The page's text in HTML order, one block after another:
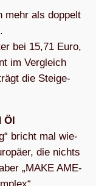
mehr als dop­pelt
bei 15,71 Euro,
im Ver­gleich
die Stei­ge­
Öl
bricht mal wie­
die nichts
„MAKE AME­